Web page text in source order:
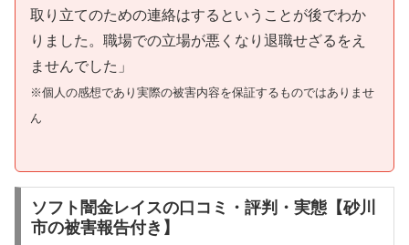
取り立てのための連絡はするということが後でわか
りました。職場での立場が悪くなり退職せざるをえ
ませんでした」
※個人の感想であり実際の被害内容を保証するものではありませ
ん
ソフト闇金レイスの口コミ・評判・実態【砂川
市の被害報告付き】